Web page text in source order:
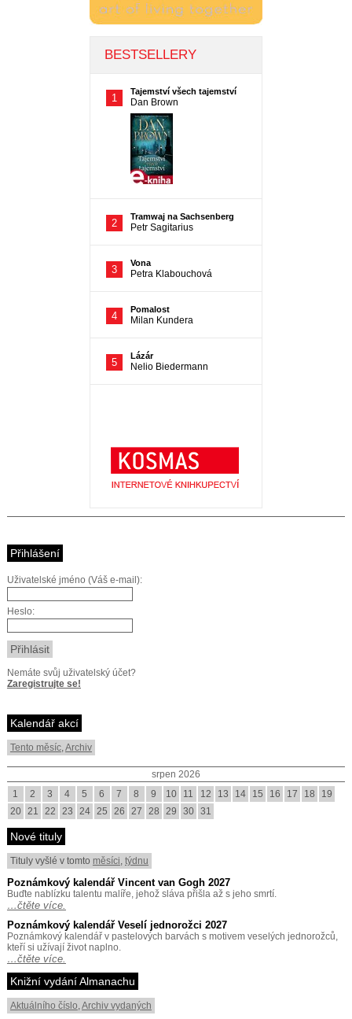
Přihlášení
Uživatelské jméno (Váš e-mail):
Heslo:
Nemáte svůj uživatelský účet?
Zaregistrujte se!
Kalendář akcí
Tento měsíc,Archiv
srpen 2026
1
2 3 4 5 6 7 8 9 10 11 12 13 14 15 16 17 18
19
20 21 22 23 24 25 26 27 28 29 30 31
Nové tituly
Tituly vyšlé v tomto měsíci, týdnu
Poznámkový kalendář Vincent van Gogh 2027
Buďte nablízku talentu malíře, jehož sláva přišla až s jeho smrtí.
…čtěte více.
Poznámkový kalendář Veselí jednorožci 2027
Poznámkový kalendář v pastelových barvách s motivem veselých jednorožců,
kteří si užívají život naplno.
…čtěte více.
Knižní vydání Almanachu
Aktuálního číslo,Archiv vydaných